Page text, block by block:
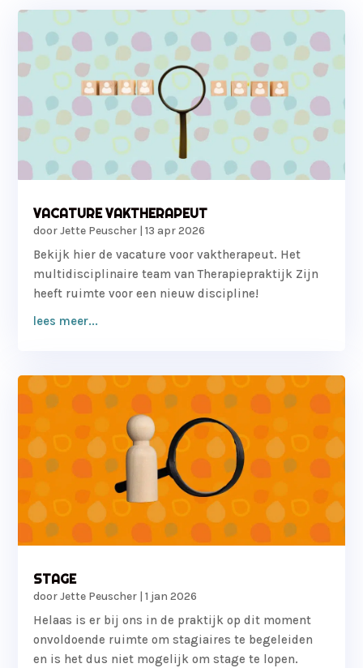
VACATURE VAKTHERAPEUT
doorJette Peuscher |13 apr 2026
Bekijk hier de vacature voor vaktherapeut. Het
multidisciplinaire team van Therapiepraktijk Zijn
heeft ruimte voor een nieuw discipline!
lees meer...
STAGE
doorJette Peuscher |1 jan 2026
Helaas is er bij ons in de praktijk op dit moment
onvoldoende ruimte om stagiaires te begeleiden
en is het dus niet mogelijk om stage te lopen.